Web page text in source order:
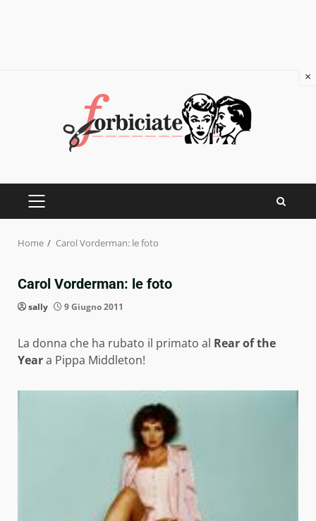
PRIMARY
Home Carol Vorderman: le foto
Carol Vorderman: le foto
sally 9 Giugno 2011
La donna che ha rubato il primato al Rear of the
Yeara Pippa Middleton!
×